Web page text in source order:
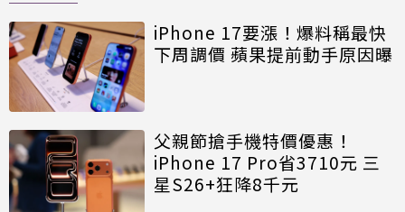
iPhone 17要漲！爆料稱最快
下周調價 蘋果提前動手原因曝
父親節搶手機特價優惠！
iPhone 17 Pro省3710元 三
星S26+狂降8千元